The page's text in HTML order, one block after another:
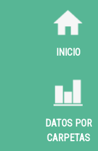
INICIO
DATOS POR
CARPETAS